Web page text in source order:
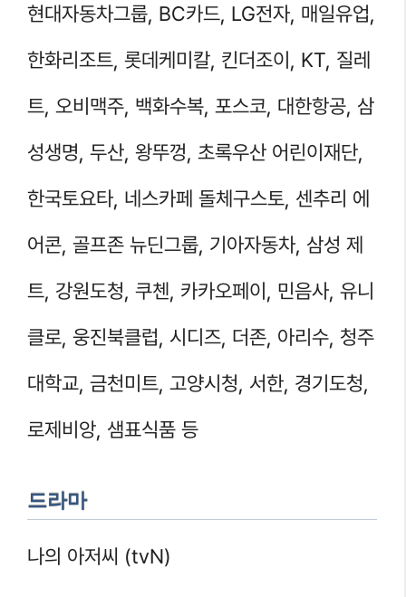
현대자동차그룹, BC카드, LG전자, 매일유업,
한화리조트, 롯데케미칼, 킨더조이, KT, 질레
트, 오비맥주, 백화수복, 포스코, 대한항공, 삼
성생명, 두산, 왕뚜껑, 초록우산 어린이재단,
한국토요타, 네스카페 돌체구스토, 센추리 에
어콘, 골프존 뉴딘그룹, 기아자동차, 삼성 제
트, 강원도청, 쿠첸, 카카오페이, 민음사, 유니
클로, 웅진북클럽, 시디즈, 더존, 아리수, 청주
대학교, 금천미트, 고양시청, 서한, 경기도청,
로제비앙, 샘표식품 등
드라마
나의 아저씨 (tvN)